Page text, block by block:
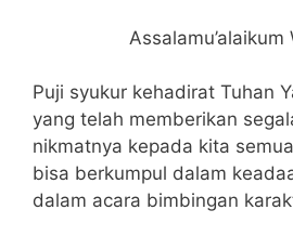
Assalamu’alaikum
Puji syukur kehadirat Tuhan
yang telah memberikan
nikmatnya kepada kita
bisa berkumpul dalam
dalam acara bimbingan